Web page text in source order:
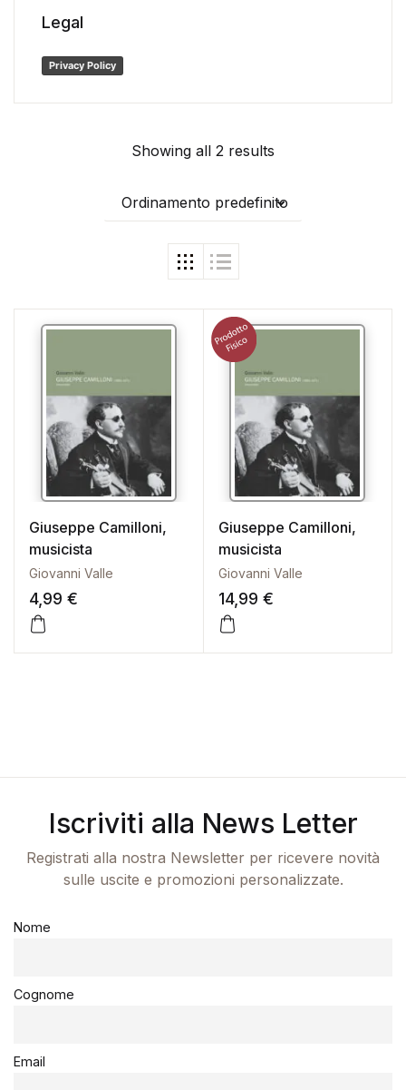
Showing all 2 results
Ordinamento predefinito
Giuseppe Camilloni,
musicista
Giovanni Valle
4,99 €
Giuseppe Camilloni,
musicista
Giovanni Valle
14,99 €
Legal
Privacy Policy
Iscriviti alla News Letter
Registrati alla nostra Newsletter per ricevere novità
sulle uscite e promozioni personalizzate.
Nome
Cognome
Email